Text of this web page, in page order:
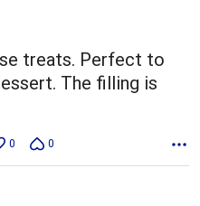
treats. Perfect to
The filling is
0 0